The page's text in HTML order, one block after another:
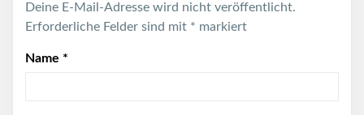
Deine E-Mail-Adresse wird nicht veröffentlicht.
Erforderliche Felder sind mit * markiert
Name *